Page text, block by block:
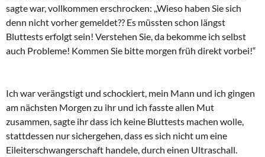
sagte war, vollkommen erschrocken: ,,Wieso haben Sie sich
denn nicht vorher gemeldet?? Es müssten schon längst
Bluttests erfolgt sein! Verstehen Sie, da bekomme ich selbst
auch Probleme! Kommen Sie bitte morgen früh direkt vorbei!“
Ich war verängstigt und schockiert, mein Mann und ich gingen
am nächsten Morgen zu ihr und ich fasste allen Mut
zusammen, sagte ihr dass ich keine Bluttests machen wolle,
stattdessen nur sichergehen, dass es sich nicht um eine
Eileiterschwangerschaft handele, durch einen Ultraschall.